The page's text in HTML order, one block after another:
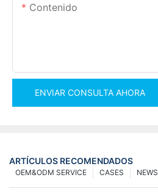
Contenido
ENVIAR CONSULTA AHORA
ARTÍCULOS RECOMENDADOS
NEWS
CASES
OEM&ODM SERVICE